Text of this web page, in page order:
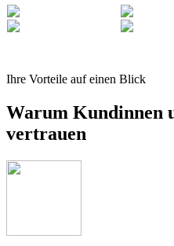
Ihre Vorteile auf einen Blick
Warum Kundinnen
vertrauen